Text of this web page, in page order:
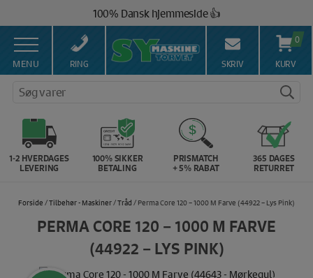
indholdet
100% Dansk hjemmeside 👍
Brug for hjælp? Ring på 43 44 45 15 ☎️
Vi matcher alle danske priser 💰
MENU RING SKRIV
0
KURV
Søg varer
1-2 HVERDAGES
LEVERING
100% SIKKER
BETALING
PRISMATCH
+ 5% RABAT
365 DAGES
RETURRET
Forside /Tilbehør - Maskiner/Tråd / Perma Core 120 – 1000 M Farve (44922 – Lys Pink)
PERMA CORE 120 – 1000 M FARVE
(44922 – LYS PINK)